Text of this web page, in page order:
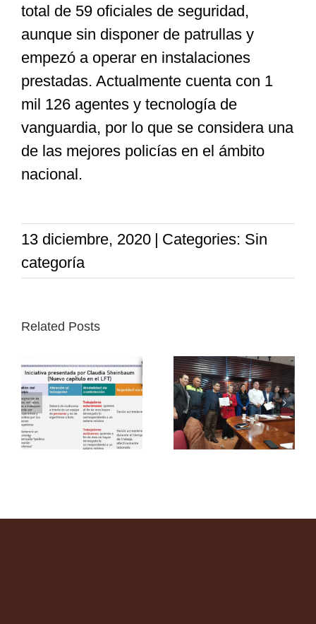
total de 59 oficiales de seguridad,
aunque sin disponer de patrullas y
empezó a operar en instalaciones
prestadas. Actualmente cuenta con 1
mil 126 agentes y tecnología de
vanguardia, por lo que se considera una
de las mejores policías en el ámbito
nacional.
13 diciembre, 2020 | Categories: Sin
categoría
Related Posts